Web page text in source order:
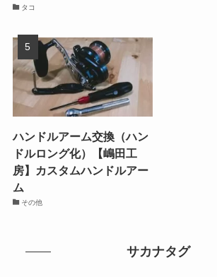
タコ
ハンドルアーム交換（ハン
ドルロング化）【嶋田工
房】カスタムハンドルアー
ム
その他
サカナタグ